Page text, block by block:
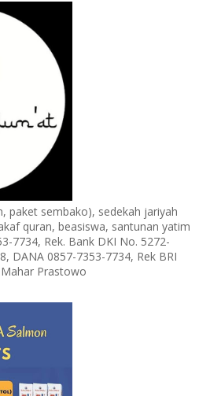
paket sembako), sedekah jariyah
quran, beasiswa, santunan yatim
7734, Rek. Bank DKI No. 5272-
DANA 0857-7353-7734, Rek BRI
Prastowo